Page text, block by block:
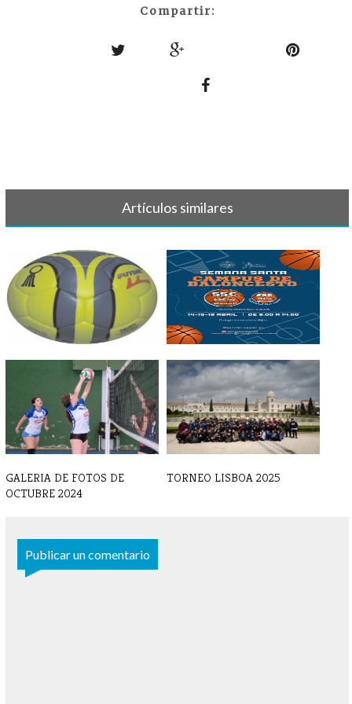
Compartir:
Artículos similares
BALONMANO - Crónica y
resultado 7 d[...]
II CAMPUS BALONCESTO
SEMANA SANTA
GALERIA DE FOTOS DE
OCTUBRE 2024
TORNEO LISBOA 2025
Publicar un comentario